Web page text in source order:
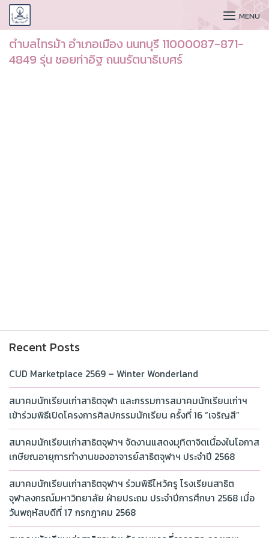
CUDAA MENU
ตำบลไทรม้า อำเภอเมือง นนทบุรี 11000087-871-
4849 รุ่น ซอยท่าอิฐ ถนนรัตนาธิเบศร์
Recent Posts
CUD Marketplace 2569 – Winter Wonderland
สมาคมนักเรียนเก่าสาธิตจุฬา และกรรมการสมาคมนักเรียนเก่าฯ
เข้าร่วมพิธีเปิดโครงการศิลปกรรมนักเรียน ครั้งที่ 16 “เจริญสี”
สมาคมนักเรียนเก่าสาธิตจุฬาฯ จัดงานแสดงมุทิตาจิตเนื่องในโอกาส
เกษียณอายุการทำงานของอาจารย์สาธิตจุฬาฯ ประจำปี 2568
สมาคมนักเรียนเก่าสาธิตจุฬาฯ ร่วมพิธีไหว้ครู โรงเรียนสาธิต
จุฬาลงกรณ์มหาวิทยาลัย ฝ่ายประถม ประจำปีการศึกษา 2568 เมื่อ
วันพฤหัสบดีที่ 17 กรกฎาคม 2568